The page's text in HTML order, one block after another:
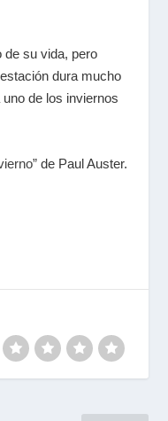
de su vida, pero
dura mucho
de los inviernos
de Paul Auster.